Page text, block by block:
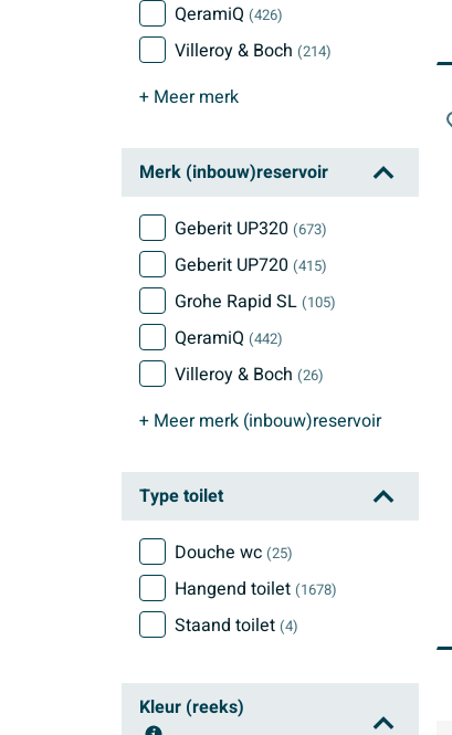
QeramiQ (426)
Villeroy & Boch (214)
+ Meermerk
Merk (inbouw)reservoir
Geberit UP320 (673)
Geberit UP720 (415)
Grohe Rapid SL (105)
QeramiQ (442)
Villeroy & Boch (26)
+ Meermerk (inbouw)reservoir
Type toilet
Douche wc (25)
Hangend toilet (1678)
Staand toilet (4)
Kleur (reeks)